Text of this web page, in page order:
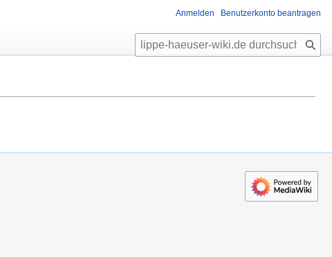
Anmelden Benutzerkonto beantragen
S
u
e